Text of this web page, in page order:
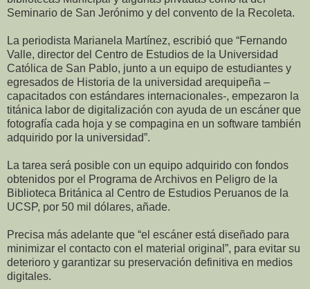
Seminario de San Jerónimo y del convento de la Recoleta.
La periodista Marianela Martínez, escribió que “Fernando
Valle, director del Centro de Estudios de la Universidad
Católica de San Pablo, junto a un equipo de estudiantes y
egresados de Historia de la universidad arequipeña –
capacitados con estándares internacionales-, empezaron la
titánica labor de digitalización con ayuda de un escáner que
fotografía cada hoja y se compagina en un software también
adquirido por la universidad”.
La tarea será posible con un equipo adquirido con fondos
obtenidos por el Programa de Archivos en Peligro de la
Biblioteca Británica al Centro de Estudios Peruanos de la
UCSP, por 50 mil dólares, añade.
Precisa más adelante que “el escáner está diseñado para
minimizar el contacto con el material original”, para evitar su
deterioro y garantizar su preservación definitiva en medios
digitales.